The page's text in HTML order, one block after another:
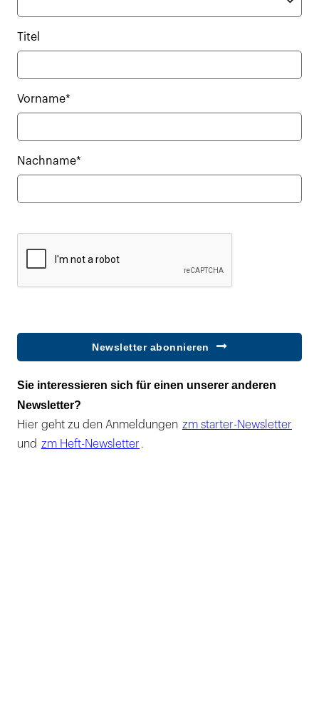
Titel
Vorname*
Nachname*
Newsletter abonnieren
Sie interessieren sich für einen unserer anderen
Newsletter?
Hier geht zu den Anmeldungen zm starter-Newsletter
und zm Heft-Newsletter .